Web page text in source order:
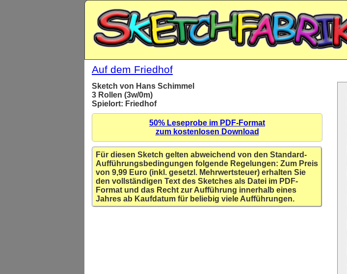
Auf dem Friedhof
Sketch von Hans Schimmel
3 Rollen (3w/0m)
Spielort: Friedhof
50% Leseprobe im PDF-Format
zum kostenlosen Download
Für diesen Sketch gelten abweichend von den Standard-
Aufführungsbedingungen folgende Regelungen: Zum Preis
von 9,99 Euro (inkl. gesetzl. Mehrwertsteuer) erhalten Sie
den vollständigen Text des Sketches als Datei im PDF-
Format und das Recht zur Aufführung innerhalb eines
Jahres ab Kaufdatum für beliebig viele Aufführungen.